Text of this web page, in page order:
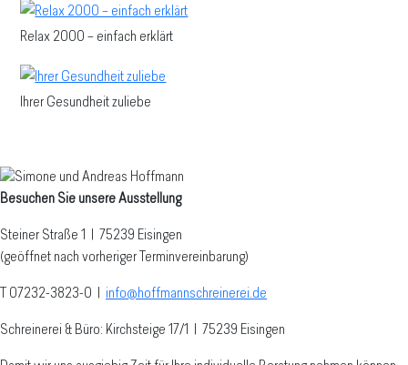
Relax 2000 – einfach erklärt
Ihrer Gesundheit zuliebe
Besuchen Sie unsere Ausstellung
Steiner Straße 1 | 75239 Eisingen
(geöffnet nach vorheriger Terminvereinbarung)
T 07232-3823-0 info@hoffmannschreinerei.de
Schreinerei & Büro: Kirchsteige 17/1 75239 Eisingen